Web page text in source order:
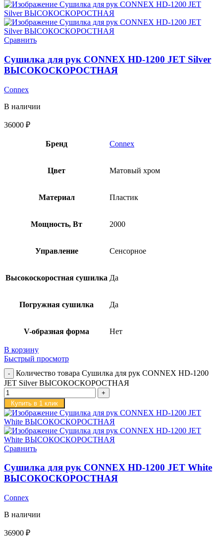
Сравнить
Сушилка для рук CONNEX HD-1200 JET Silver
ВЫСОКОСКОРОСТНАЯ
Connex
В наличии
36000 ₽
Бренд Connex
Цвет Матовый хром
Материал Пластик
Мощность, Вт 2000
Управление Сенсорное
Высокоскоростная сушилка Да
Погружная сушилка Да
V-образная форма Нет
В корзину
Быстрый просмотр
Количество товара Сушилка для рук CONNEX HD-1200
JET Silver ВЫСОКОСКОРОСТНАЯ
Купить в 1 клик
Сравнить
Сушилка для рук CONNEX HD-1200 JET White
ВЫСОКОСКОРОСТНАЯ
Connex
В наличии
36900 ₽